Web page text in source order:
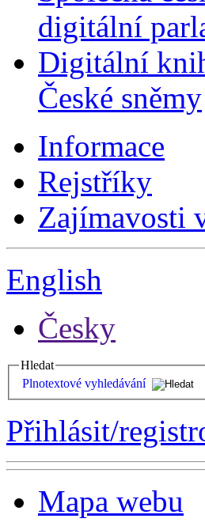
digitální
Digitální
České sněmy
Informace
Rejstříky
Zajímavosti
English
Česky
Hledat
Plnotextové vyhledávání
Přihlásit/
Mapa webu